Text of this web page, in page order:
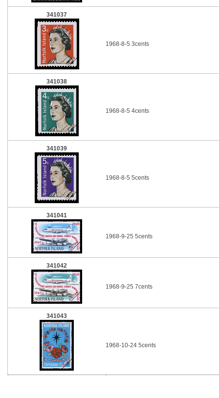
341037
1968-8-5 3cents
341038
1968-8-5 4cents
341039
1968-8-5 5cents
341041
1968-9-25 5cents
341042
1968-9-25 7cents
341043
1968-10-24 5cents